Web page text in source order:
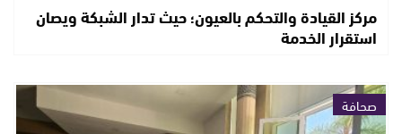
مركز القيادة والتحكم بالعيون؛ حيث تدار الشبكة ويصان
استقرار الخدمة
صحافة